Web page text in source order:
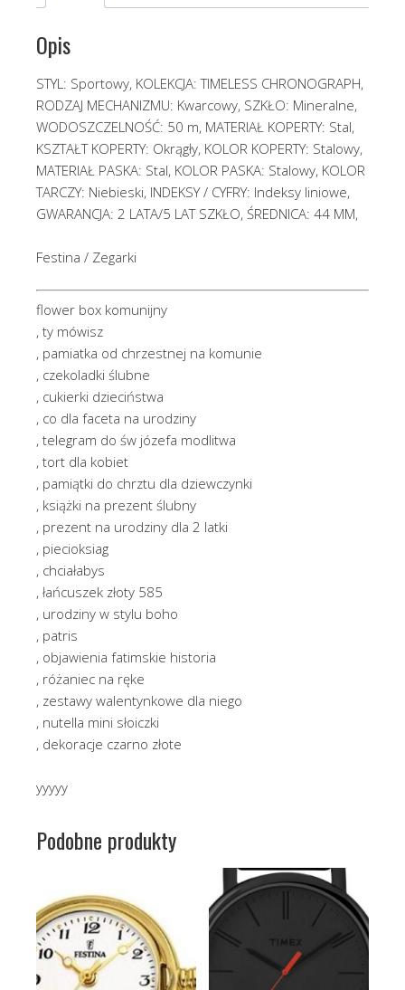
Opis
STYL: Sportowy, KOLEKCJA: TIMELESS CHRONOGRAPH,
RODZAJ MECHANIZMU: Kwarcowy, SZKŁO: Mineralne,
WODOSZCZELNOŚĆ: 50 m, MATERIAŁ KOPERTY: Stal,
KSZTAŁT KOPERTY: Okrągły, KOLOR KOPERTY: Stalowy,
MATERIAŁ PASKA: Stal, KOLOR PASKA: Stalowy, KOLOR
TARCZY: Niebieski, INDEKSY / CYFRY: Indeksy liniowe,
GWARANCJA: 2 LATA/5 LAT SZKŁO, ŚREDNICA: 44 MM,
Festina / Zegarki
flower box komunijny
, ty mówisz
, pamiatka od chrzestnej na komunie
, czekoladki ślubne
, cukierki dzieciństwa
, co dla faceta na urodziny
, telegram do św józefa modlitwa
, tort dla kobiet
, pamiątki do chrztu dla dziewczynki
, książki na prezent ślubny
, prezent na urodziny dla 2 latki
, piecioksiag
, chciałabys
, łańcuszek złoty 585
, urodziny w stylu boho
, patris
, objawienia fatimskie historia
, różaniec na ręke
, zestawy walentynkowe dla niego
, nutella mini słoiczki
, dekoracje czarno złote
yyyyy
Podobne produkty